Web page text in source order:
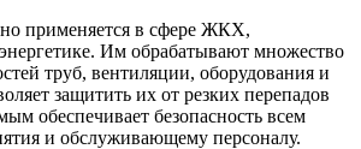
применяется в сфере ЖКХ,
Им обрабатывают множество
труб, вентиляции, оборудования и
защитить их от резких перепадов
обеспечивает безопасность всем
и обслуживающему персоналу.